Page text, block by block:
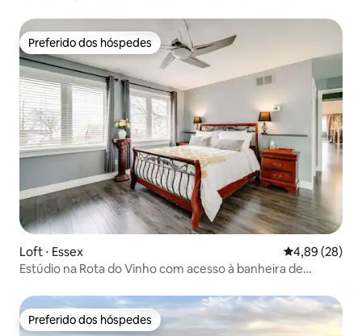
Preferido dos hóspedes
Preferido dos hóspedes
Loft ⋅ Essex 4,89 de uma
4,89 (28)
Estúdio na Rota do Vinho com acesso à banheira de
Preferido dos hóspedes
Preferido dos hóspedes